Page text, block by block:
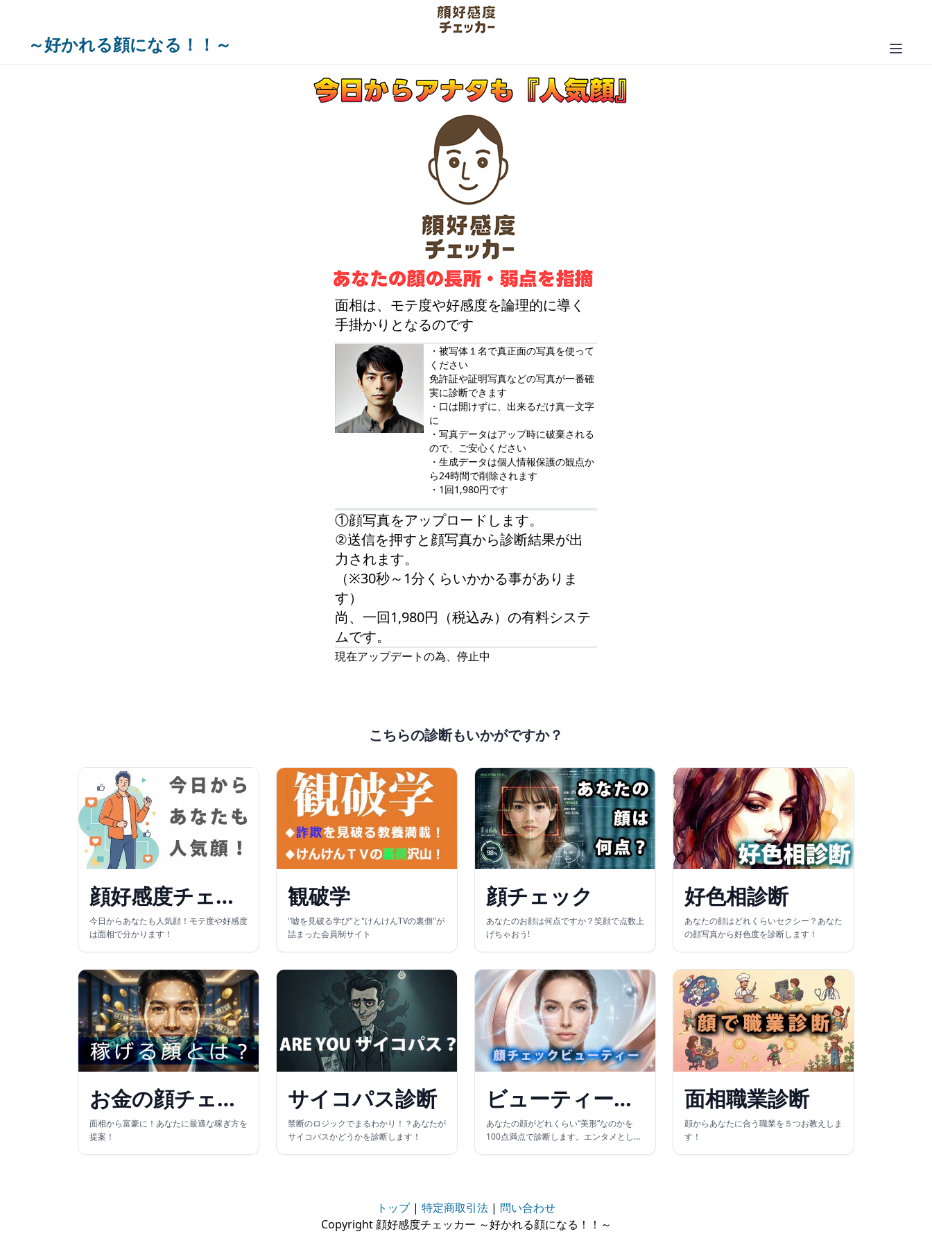
～好かれる顔になる！！～
面相は、モテ度や好感度を論理的に導く
手掛かりとなるのです
・被写体１名で真正面の写真を使って
ください
免許証や証明写真などの写真が一番確
実に診断できます
・口は開けずに、出来るだけ真一文字
に
・写真データはアップ時に破棄される
ので、ご安心ください
・生成データは個人情報保護の観点か
ら24時間で削除されます
・1回1,980円です
①顔写真をアップロードします。
②送信を押すと顔写真から診断結果が出
力されます。
（※30秒～1分くらいかかる事がありま
す）
尚、一回1,980円（税込み）の有料システ
ムです。
現在アップデートの為、停止中
こちらの診断もいかがですか？
顔好感度チェッカー
今日からあなたも人気顔！モテ度や好感度
は面相で分かります！
観破学
"嘘を見破る学び"と"けんけんTVの裏側"が
詰まった会員制サイト
顔チェック
あなたのお顔は何点ですか？笑顔で点数上
げちゃおう!
好色相診断
あなたの顔はどれくらいセクシー？あなた
の顔写真から好色度を診断します！
お金の顔チェック
面相から富豪に！あなたに最適な稼ぎ方を
提案！
サイコパス診断
禁断のロジックでまるわかり！？あなたが
サイコパスかどうかを診断します！
ビューティー診断
あなたの顔がどれくらい“美形”なのかを
100点満点で診断します。エンタメとして
面相職業診断
顔からあなたに合う職業を５つお教えしま
す！
トップ| 特定商取引法 | 問い合わせ
Copyright 顔好感度チェッカー ～好かれる顔になる！！～